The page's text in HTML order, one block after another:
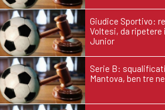
Giudice Sportivo:
Voltesi, da ripetere
Junior
Serie B:
Mantova, ben tre